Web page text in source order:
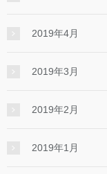
2019年4月
2019年3月
2019年2月
2019年1月